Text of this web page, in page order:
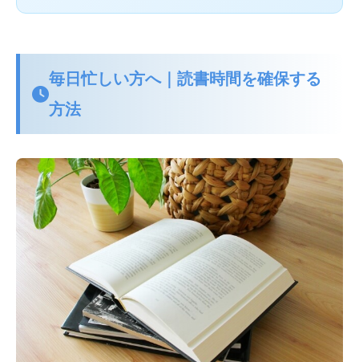
毎日忙しい方へ｜読書時間を確保する
方法